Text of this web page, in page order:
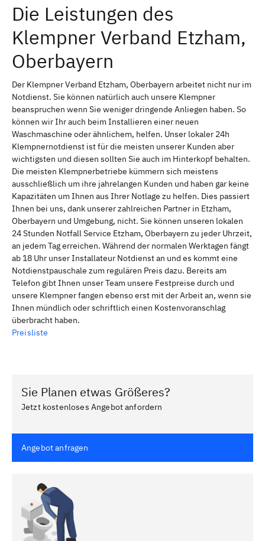
Die Leistungen des
Klempner Verband Etzham,
Oberbayern
Der Klempner Verband Etzham, Oberbayern arbeitet nicht nur im
Notdienst. Sie können natürlich auch unsere Klempner
beanspruchen wenn Sie weniger dringende Anliegen haben. So
können wir Ihr auch beim Installieren einer neuen
Waschmaschine oder ähnlichem, helfen. Unser lokaler 24h
Klempnernotdienst ist für die meisten unserer Kunden aber
wichtigsten und diesen sollten Sie auch im Hinterkopf behalten.
Die meisten Klempnerbetriebe kümmern sich meistens
ausschließlich um ihre jahrelangen Kunden und haben gar keine
Kapazitäten um Ihnen aus Ihrer Notlage zu helfen. Dies passiert
Ihnen bei uns, dank unserer zahlreichen Partner in Etzham,
Oberbayern und Umgebung, nicht. Sie können unseren lokalen
24 Stunden Notfall Service Etzham, Oberbayern zu jeder Uhrzeit,
an jedem Tag erreichen. Während der normalen Werktagen fängt
ab 18 Uhr unser Installateur Notdienst an und es kommt eine
Notdienstpauschale zum regulären Preis dazu. Bereits am
Telefon gibt Ihnen unser Team unsere Festpreise durch und
unsere Klempner fangen ebenso erst mit der Arbeit an, wenn sie
Ihnen mündlich oder schriftlich einen Kostenvoranschlag
überbracht haben.
Preisliste
Sie Planen etwas Größeres?
Jetzt kostenloses Angebot anfordern
Angebot anfragen